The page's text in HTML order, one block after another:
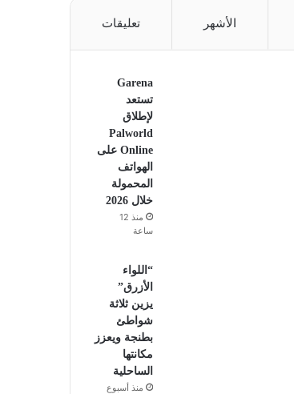
الأشهر تعليقات
Garena
تستعد
لإطلاق
Palworld
Online على
الهواتف
المحمولة
خلال 2026
منذ 12
ساعة
“اللواء
الأزرق”
يزين ثلاثة
شواطئ
بطنجة ويعزز
مكانتها
الساحلية
منذ أسبوع